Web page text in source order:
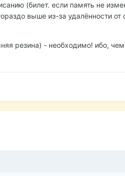
(билет. если память не
выше из-за удалённости от
резина) - необходимо! ибо,